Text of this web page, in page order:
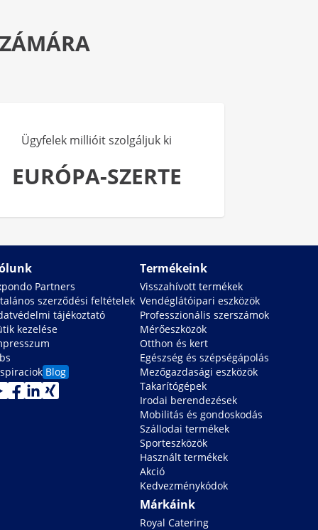
Ügyfelek millióit szolgáljuk ki
EURÓPA-SZERTE
Partners
szerződési feltételek
tájékoztató
kezelése
Blog
Termékeink
Visszahívott termékek
Vendéglátóipari eszközök
Professzionális szerszámok
Mérőeszközök
Otthon és kert
Egészség és szépségápolás
Mezőgazdasági eszközök
Takarítógépek
Irodai berendezések
Mobilitás és gondoskodás
Szállodai termékek
Sporteszközök
Használt termékek
Akció
Kedvezménykódok
Márkáink
Royal Catering